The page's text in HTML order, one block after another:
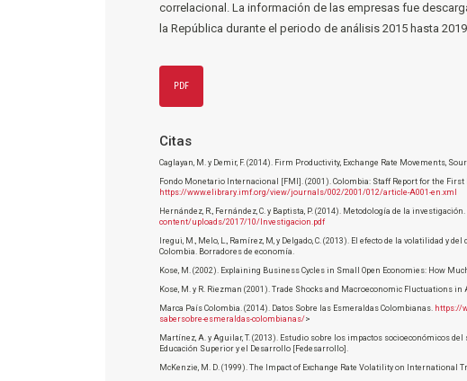
correlacional. La información de las empresas fue
la República durante el periodo de análisis 2015 hasta
PDF
Citas
Caglayan, M. y Demir, F. (2014). Firm Productivity, Exchange Rate Movements,
Fondo Monetario Internacional [FMI]. (2001). Colombia: Staff Report for the
https://www.elibrary.imf.org/view/journals/002/2001/012/article-A001-en.xml
Hernández, R., Fernández, C. y Baptista, P. (2014). Metodología de la
content/uploads/2017/10/Investigacion.pdf
Iregui, M., Melo, L., Ramírez, M, y Delgado, C. (2013). El efecto de la volatilidad
Colombia. Borradores de economía.
Kose, M. (2002). Explaining Business Cycles in Small Open Economies: How
Kose, M. y R. Riezman (2001). Trade Shocks and Macroeconomic Fluctuations in
Marca País Colombia. (2014). Datos Sobre las Esmeraldas Colombianas. https://
sabersobre-esmeraldas-colombianas/>
Martínez, A. y Aguilar, T. (2013). Estudio sobre los impactos socioeconómicos
Educación Superior y el Desarrollo [Fedesarrollo].
McKenzie, M. D. (1999). The Impact of Exchange Rate Volatility on International